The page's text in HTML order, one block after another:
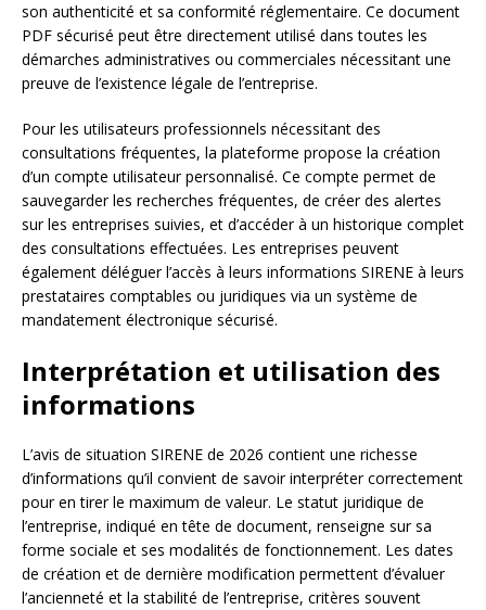
son authenticité et sa conformité réglementaire. Ce document
PDF sécurisé peut être directement utilisé dans toutes les
démarches administratives ou commerciales nécessitant une
preuve de l’existence légale de l’entreprise.
Pour les utilisateurs professionnels nécessitant des
consultations fréquentes, la plateforme propose la création
d’un compte utilisateur personnalisé. Ce compte permet de
sauvegarder les recherches fréquentes, de créer des alertes
sur les entreprises suivies, et d’accéder à un historique complet
des consultations effectuées. Les entreprises peuvent
également déléguer l’accès à leurs informations SIRENE à leurs
prestataires comptables ou juridiques via un système de
mandatement électronique sécurisé.
Interprétation et utilisation des
informations
L’avis de situation SIRENE de 2026 contient une richesse
d’informations qu’il convient de savoir interpréter correctement
pour en tirer le maximum de valeur. Le statut juridique de
l’entreprise, indiqué en tête de document, renseigne sur sa
forme sociale et ses modalités de fonctionnement. Les dates
de création et de dernière modification permettent d’évaluer
l’ancienneté et la stabilité de l’entreprise, critères souvent